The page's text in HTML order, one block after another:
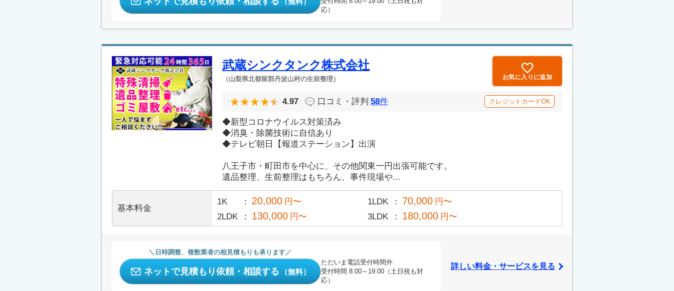
応）
武蔵シンクタンク株式会社
（山梨県北都留郡丹波山村の生前整理） お気に入りに追加
4.97 口コミ・評判 58件 クレジットカードOK
◆新型コロナウイルス対策済み
◆消臭・除菌技術に自信あり
◆テレビ朝日【報道ステーション】出演
八王子市・町田市を中心に、その他関東一円出張可能です。
遺品整理、生前整理はもちろん、事件現場や...
基本料金
1K 20,000 円〜 1LDK 70,000 円〜
2LDK
130,000 円〜 3LDK 180,000 円〜
日時調整、複数業者の相見積もりも承ります
ネットで見積もり依頼・相談する （無料）
ただいま電話受付時間外
受付時間 8:00～19:00（土日祝も対
応）
詳しい料金・サービスを見る